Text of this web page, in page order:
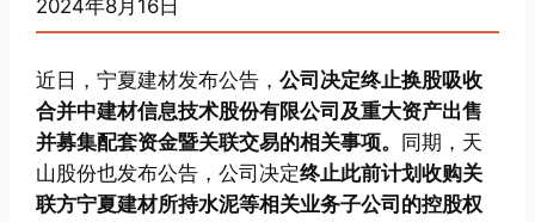
2024年8月16日
近日，宁夏建材发布公告，公司决定终止换股吸收
合并中建材信息技术股份有限公司及重大资产出售
并募集配套资金暨关联交易的相关事项。 同期，天
山股份也发布公告，公司决定终止此前计划收购关
联方宁夏建材所持水泥等相关业务子公司的控股权